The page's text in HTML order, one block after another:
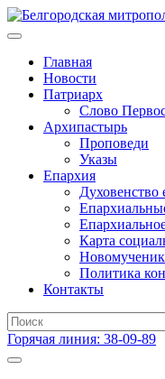
Главная
Новости
Патриарх
Слово
Архипастырь
Проповеди
Указы
Епархия
Духовенство
Карта
Политика
Контакты
Горячая линия: 38-09-89